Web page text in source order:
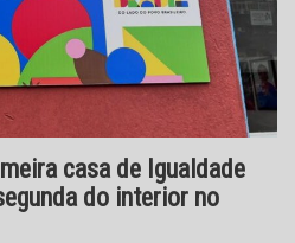
casa de Igualdade
do interior no